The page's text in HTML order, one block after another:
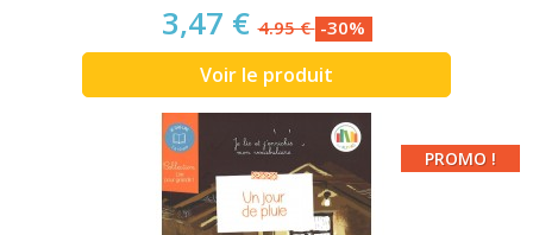
3,47 €4.95 € -30%
Voir le produit
PROMO !